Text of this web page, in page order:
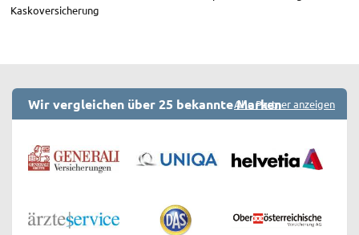
Kaskoversicherung
Wir vergleichen über 25 bekannte MarkenAlle Partner anzeigen